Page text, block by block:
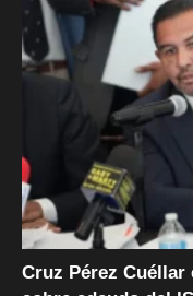
Cruz Pérez Cuéllar